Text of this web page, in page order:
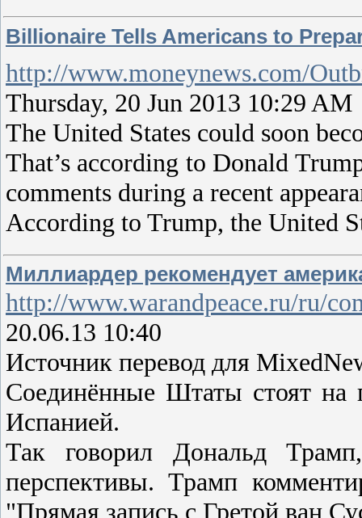
Billionaire Tells Americans to
http://www.moneynews.com/
Thursday, 20 Jun 2013 10:29 AM
The United States could soon
That’s according to Donald
comments during a recent
According to Trump, the United
Миллиардер рекомендует
http://www.warandpeace.ru/ru/
20.06.13 10:40
Источник перевод для
Соединённые Штаты стоят на
Испанией.
Так говорил Дональд
перспективы. Трамп
"Прямая запись с Гретой ван